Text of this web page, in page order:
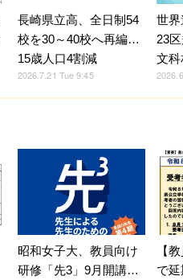
長崎県立高、全日制54
校を30～40校へ再編…
15歳人口4割減
2026.7.21 Tue 9:45
世界
23
文科
昭和女子大、教員向け
研修「先3」9月開講…
【
で